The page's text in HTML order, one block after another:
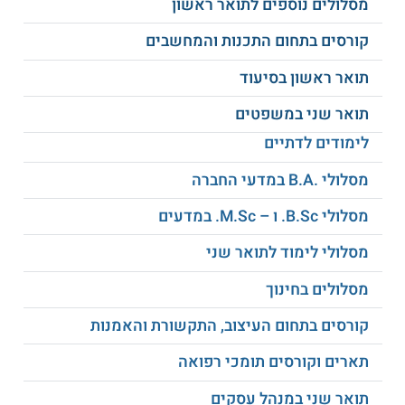
דיני קניין
דיני חוזים
דיני נזיקין
דיני מיסים
משפט עברי
משפט חוקתי
משפט מינהלי
תורת המשפט
דיני משפחה וירושה
משפט בינלאומי פומבי ופרטי
ועוד
על סגל ההוראה
סגל המרצים מורכב מאנשי מקצוע בעלי ידע בתחומי המשפט
השונים וכן ניסיון של שנים בעריכת דין ומשפטנות. דקן הפקולטה
הוא פרופסור, עורך דין קהילתי, סופר ואיש תקשורת שתחומי
המחקר וההוראה שלו מתמקדים במשפט ועוני, משפט ומחאה,
זכויות חברתיות, נגישות למשפט ועוד.
קורסים בתחום התכנות והמחשבים
תואר ראשון בסיעוד
תואר שני במשפטים
לימודים לדתיים
מסלולי .B.A במדעי החברה
מסלולי B.Sc. ו – M.Sc. במדעים
מסלולי לימוד לתואר שני
מסלולים בחינוך
קורסים בתחום העיצוב, התקשורת והאמנות
תארים וקורסים תומכי רפואה
תואר שני במנהל עסקים